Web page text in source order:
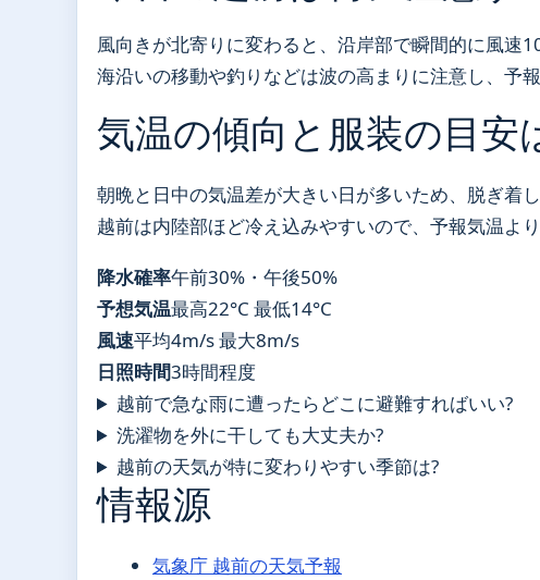
風向きが北寄りに変わると、沿岸部で瞬間的に風速
海沿いの移動や釣りなどは波の高まりに注意し、予
気温の傾向と服装の目安
朝晩と日中の気温差が大きい日が多いため、脱ぎ着
越前は内陸部ほど冷え込みやすいので、予報気温よ
降水確率午前30%・午後50%
予想気温最高22°C 最低14°C
風速平均4m/s 最大8m/s
日照時間3時間程度
越前で急な雨に遭ったらどこに避難すればいい?
洗濯物を外に干しても大丈夫か?
越前の天気が特に変わりやすい季節は?
情報源
気象庁 越前の天気予報